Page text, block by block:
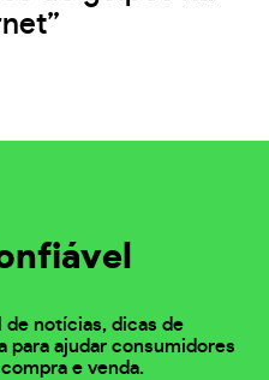
de notícias, dicas de
para ajudar consumidores
e venda.